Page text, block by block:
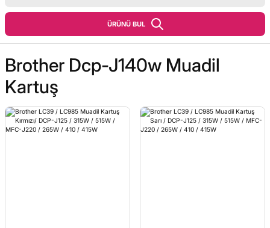
ÜRÜNÜ BUL
Brother Dcp-J140w Muadil
Kartuş